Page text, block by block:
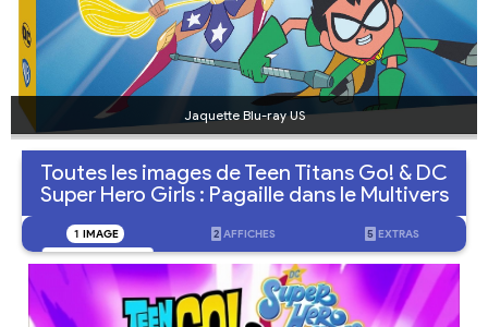
Jaquette Blu-ray US
Toutes les images de Teen Titans Go! & DC
Super Hero Girls : Pagaille dans le Multivers
1 IMAGE 2 AFFICHES 5 EXTRAS